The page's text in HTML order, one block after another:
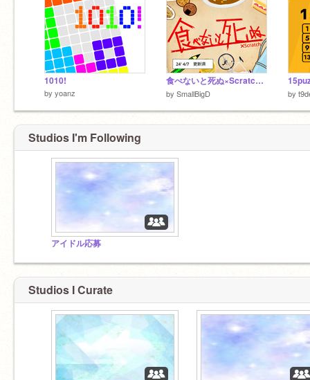
1010!
by yoanz
食べないと死ぬ×Scratch v1.3
by SmallBigD by
Studios I'm Following
アイドル応募
Studios I Curate